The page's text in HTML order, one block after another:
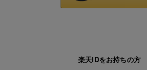
楽天IDをお持ちの方